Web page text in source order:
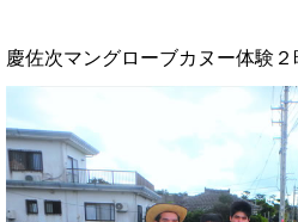
慶佐次マングローブカヌー体験２